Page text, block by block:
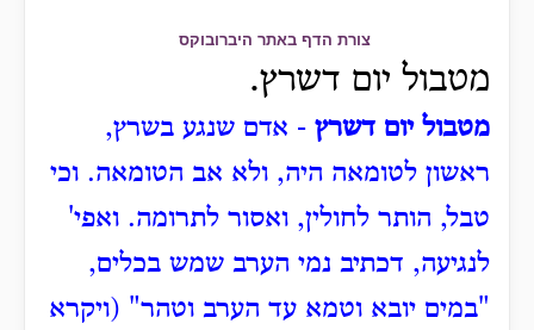
צורת הדף באתר היברובוקס
מטבול יום דשרץ.
מטבול יום דשרץ - אדם שנגע בשרץ,
ראשון לטומאה היה, ולא אב הטומאה. וכי
טבל, הותר לחולין, ואסור לתרומה. ואפי'
לנגיעה, דכתיב נמי הערב שמש בכלים,
"במים יובא וטמא עד הערב וטהר" (ויקרא